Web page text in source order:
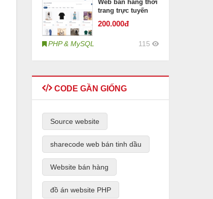
Web bán hàng thời
trang trực tuyến
200.000đ
PHP & MySQL 115
CODE GẦN GIỐNG
Source website
sharecode web bán tinh dầu
Website bán hàng
đồ án website PHP